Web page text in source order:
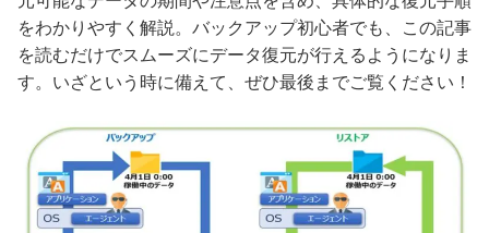
をわかりやすく解説。バックアップ初心者でも、この記事
を読むだけでスムーズにデータ復元が行えるようになりま
す。いざという時に備えて、ぜひ最後までご覧ください！